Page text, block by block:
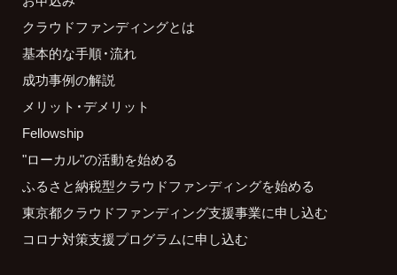
クラウドファンディングとは
基本的な手順・流れ
成功事例の解説
メリット・デメリット
Fellowship
"ローカル"の活動を始める
ふるさと納税型クラウドファンディングを始める
東京都クラウドファンディング支援事業に申し込む
コロナ対策支援プログラムに申し込む